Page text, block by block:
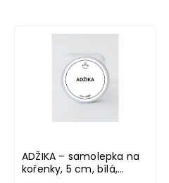
ADŽIKA – samolepka na
kořenky, 5 cm, bílá,